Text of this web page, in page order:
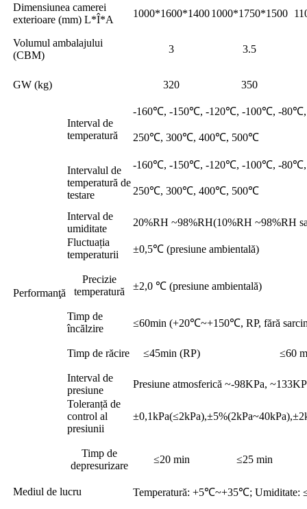
Dimensiunea camerei
exterioare (mm) L*Î*A
1000*1600*14001000*1750*1500
Volumul ambalajului
(CBM)
3 3.5
GW (kg) 320 350
Performanţă
Interval de
temperatură
-160℃, -150℃, -120℃, -100℃, -
250℃, 300℃, 400℃, 500℃
Intervalul de
temperatură de
testare
-160℃, -150℃, -120℃, -100℃, -
250℃, 300℃, 400℃, 500℃
Interval de
umiditate
20%RH ~98%RH(10%RH ~98%RH
Fluctuația
temperaturii
±0,5℃ (presiune ambientală)
Precizie
temperatură
±2,0 ℃ (presiune ambientală)
Timp de
încălzire
≤60min (+20℃~+150℃, RP, fără
Timp de răcire ≤45min (RP) ≤60
Interval de
presiune
Presiune atmosferică ~-98KPa,
Toleranță de
control al
presiunii
Timp de
depresurizare
≤20 min ≤25 min
Mediul de lucru Temperatură: +5℃~+35℃; Umiditate: